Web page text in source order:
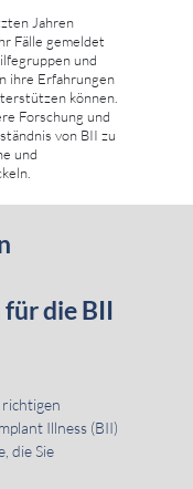
Jahren
Fälle gemeldet
und
ihre Erfahrungen
können.
Forschung und
von BII zu
und
die BII
richtigen
Illness (BII)
die Sie